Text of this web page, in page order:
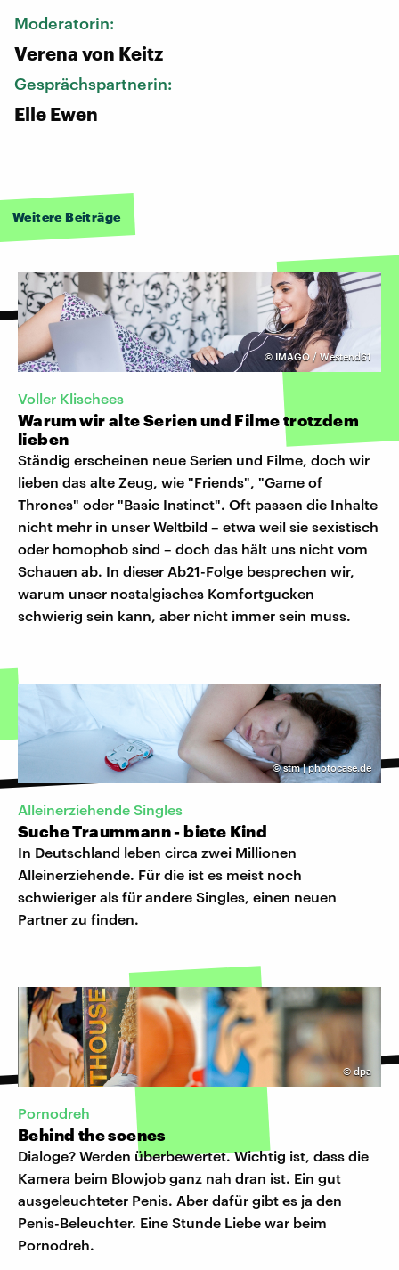
Moderatorin:
Verena von Keitz
Gesprächspartnerin:
Elle Ewen
Weitere Beiträge
© IMAGO / Westend61
Voller Klischees
Warum wir alte Serien und Filme trotzdem
lieben
Ständig erscheinen neue Serien und Filme, doch wir
lieben das alte Zeug, wie "Friends", "Game of
Thrones" oder "Basic Instinct". Oft passen die Inhalte
nicht mehr in unser Weltbild – etwa weil sie sexistisch
oder homophob sind – doch das hält uns nicht vom
Schauen ab. In dieser Ab21-Folge besprechen wir,
warum unser nostalgisches Komfortgucken
schwierig sein kann, aber nicht immer sein muss.
©stm | photocase.de
Alleinerziehende Singles
Suche Traummann - biete Kind
In Deutschland leben circa zwei Millionen
Alleinerziehende. Für die ist es meist noch
schwieriger als für andere Singles, einen neuen
Partner zu finden.
© dpa
Pornodreh
Behind the scenes
Dialoge? Werden überbewertet. Wichtig ist, dass die
Kamera beim Blowjob ganz nah dran ist. Ein gut
ausgeleuchteter Penis. Aber dafür gibt es ja den
Penis-Beleuchter. Eine Stunde Liebe war beim
Pornodreh.